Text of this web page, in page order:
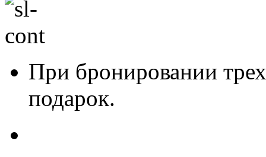
При бронировании
подарок.